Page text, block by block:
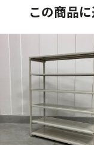
この商品